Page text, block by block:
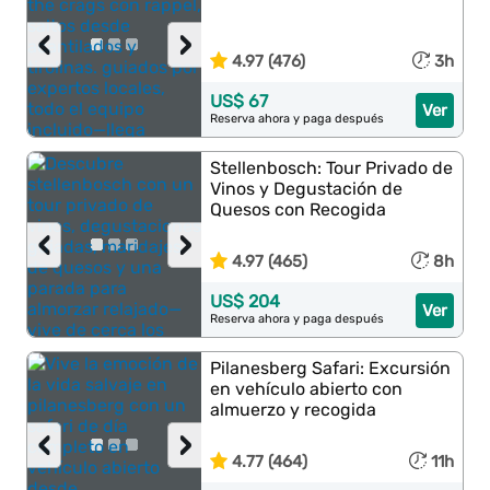
›
‹ 4.97 (476) 3h
Ver
US$ 67
Reserva ahora y paga después
›
‹
Stellenbosch: Tour Privado de
Vinos y Degustación de
Quesos con Recogida
4.97 (465) 8h
Ver
US$ 204
Reserva ahora y paga después
›
‹
Pilanesberg Safari: Excursión
en vehículo abierto con
almuerzo y recogida
4.77 (464) 11h